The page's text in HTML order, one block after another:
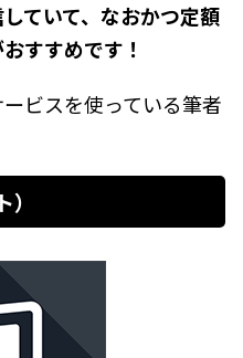
ていて、なおかつ定額
すすめです！
ビスを使っている筆者